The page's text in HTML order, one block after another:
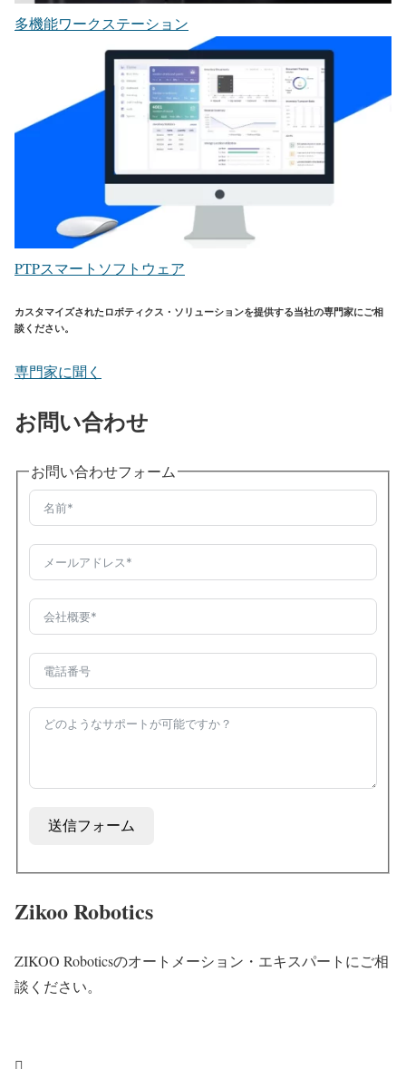
多機能ワークステーション
PTPスマートソフトウェア
カスタマイズされたロボティクス・ソリューションを提供する当社の専門家にご相
談ください。
専門家に聞く
お問い合わせ
お問い合わせフォーム
送信フォーム
Zikoo Robotics
ZIKOO Roboticsのオートメーション・エキスパートにご相
談ください。